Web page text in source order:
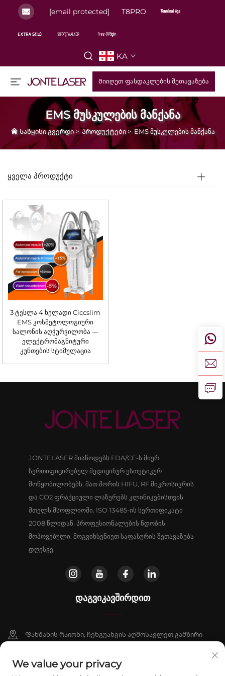
[email protected] T8PRO
KA
Მიიღეთ ფასდაკლების შეთავაზება
EMS მუსკულების მანქანა
Საწყისი გვერდი>Პროდუქტები> EMS მუსკულების მანქანა
ᲧᲕᲔᲚᲐ ᲞᲠᲝᲓᲣᲥᲢᲘ
3 ტესლა 4 ხელადი Ciccslim
EMS კოსმეტოლოგიური
სალონის აღჭურვილობა —
ელექტრომაგნიტური
კუნთების სტიმულაცია
JONTELASER მიაწოდებს FDA/CE-ს მიერ
სერთიფიცირებულ მედიცინურ ესთეტიკურ
მოწყობილობებს, მათ შორის HIFU, RF მიკროსივრის
და CO2 ფრაქციული ლაზერებს კლინიკებისთვის
მთელს მსოფლიოში. ISO 13485-ის სერთიფიკატი
2008 წლიდან. პროფესიონალების ნდობის
მოპოვებული. მოგვიხსენიეთ საფასურის შეთავაზება
დღესვე.
ᲓᲐᲒᲕᲘᲙᲐᲕᲨᲘᲠᲓᲘᲗ
Ფანშანის რაიონი, ჩენგუანგის აღმოსავლეთ გამზირი
+86-13911459627
We value your privacy